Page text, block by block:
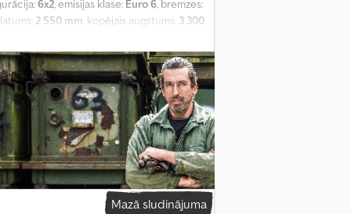
6x2, emisijas klase: Euro 6, bremzes:
2 550 mm, kopējais augstums: 3 300
vilces kontroles sistēma
Mazā sludinājuma